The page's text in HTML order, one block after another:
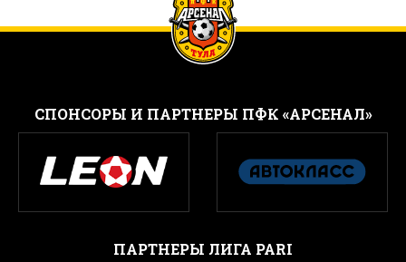
CПОНСОРЫ И ПАРТНЕРЫ ПФК «АРСЕНАЛ»
ПАРТНЕРЫ ЛИГА PARI